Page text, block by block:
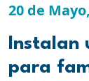
20 de
Instalan
para